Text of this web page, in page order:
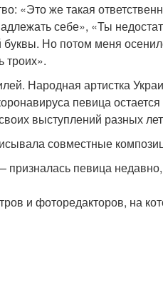
«Это же такая
себе», «Ты
Но потом меня
троих».
Народная артистка
певица
выступлений разных
совместные
призналась певица
и фоторедакторов, на